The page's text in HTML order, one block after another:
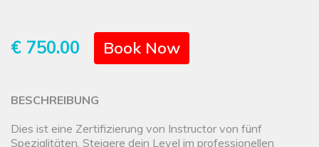
€ 750.00 Book Now
BESCHREIBUNG
Dies ist eine Zertifizierung von Instructor von fünf
Spezialitäten. Steigere dein Level im professionellen